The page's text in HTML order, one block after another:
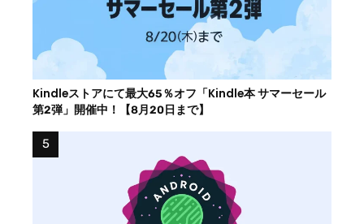
Kindleストアにて最大65％オフ「Kindle本 サマーセール
第2弾」開催中！【8月20日まで】